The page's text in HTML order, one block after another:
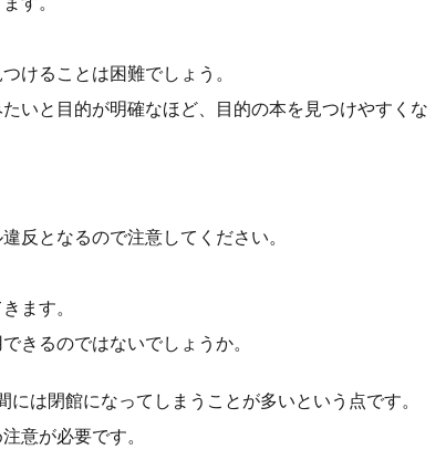
けることは困難でしょう。
いと目的が明確なほど、目的の本を見つけやすくな
反となるので注意してください。
ます。
きるのではないでしょうか。
は閉館になってしまうことが多いという点です。
意が必要です。